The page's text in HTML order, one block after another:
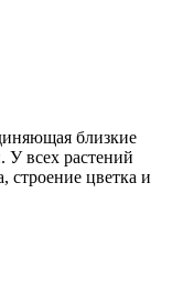
близкие
всех растений
строение цветка и